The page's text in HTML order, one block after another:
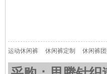
运动休闲裤 休闲裤定制 休闲裤